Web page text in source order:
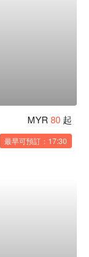
MYR 80 起
最早可預訂：17:30